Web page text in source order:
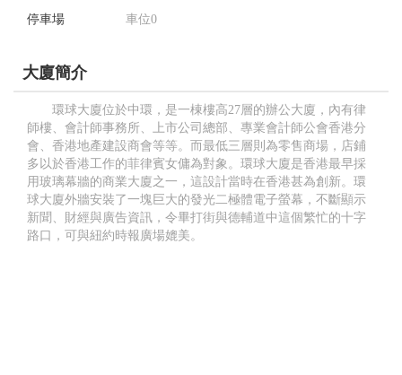
停車場 車位0
大廈簡介
環球大廈位於中環，是一棟樓高27層的辦公大廈，內有律
師樓、會計師事務所、上市公司總部、專業會計師公會香港分
會、香港地產建設商會等等。而最低三層則為零售商場，店鋪
多以於香港工作的菲律賓女傭為對象。環球大廈是香港最早採
用玻璃幕牆的商業大廈之一，這設計當時在香港甚為創新。環
球大廈外牆安裝了一塊巨大的發光二極體電子螢幕，不斷顯示
新聞、財經與廣告資訊，令畢打街與德輔道中這個繁忙的十字
路口，可與紐約時報廣場媲美。